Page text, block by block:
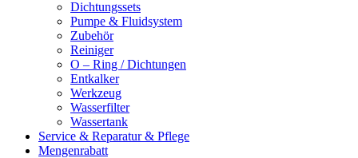
Dichtungssets
Pumpe & Fluidsystem
Zubehör
Reiniger
O – Ring / Dichtungen
Entkalker
Werkzeug
Wasserfilter
Wassertank
Service & Reparatur & Pflege
Mengenrabatt